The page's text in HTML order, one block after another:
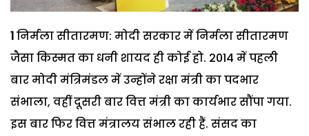
1निर्मला सीतारमण: मोदी सरकार में निर्मला सीतारमण
जैसा किस्मत का धनी शायद ही कोई हो. 2014 में पहली
बार मोदी मंत्रिमंडल में उन्होंने रक्षा मंत्री का पदभार
संभाला, वहीं दूसरी बार वित्त मंत्री का कार्यभार सौंपा गया.
इस बार फिर वित्त मंत्रालय संभाल रही हैं. संसद का